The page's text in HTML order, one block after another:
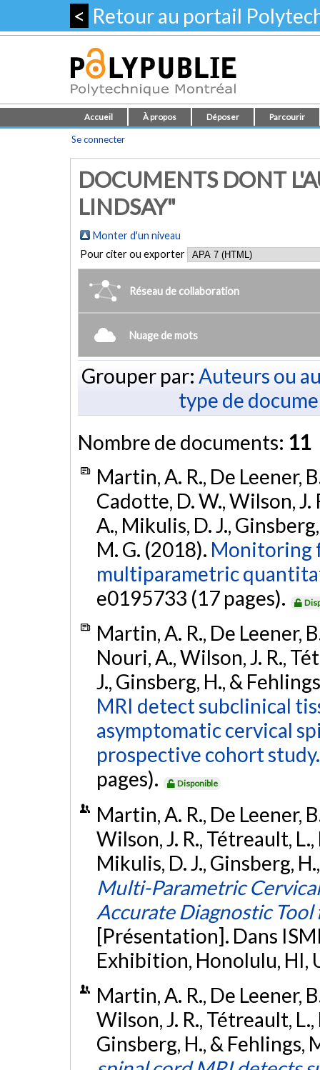
< Retour au portail
Accueil À propos Déposer Parcourir
Se connecter
DOCUMENTS DONT
LINDSAY"
Monter d'un niveau
Pour citer ou exporter
Réseau de collaboration
Nuage de mots
Grouper par: Auteurs ou
type de
Nombre de documents: 11
Martin, A. R., De Leener,
Cadotte, D. W., Wilson, J.
A., Mikulis, D. J.,
M. G. (2018). Monitoring
multiparametric
e0195733 (17 pages).
Martin, A. R., De Leener,
Nouri, A., Wilson, J. R.,
J., Ginsberg, H., &
MRI detect subclinical
asymptomatic cervical
prospective cohort study.
pages).
Disponible
Martin, A. R., De Leener,
Wilson, J. R., Tétreault, L.,
Mikulis, D. J., Ginsberg,
Multi-Parametric
Accurate Diagnostic
[Présentation]. Dans
Exhibition, Honolulu, HI,
Martin, A. R., De Leener,
Wilson, J. R., Tétreault,
Ginsberg, H., & Fehlings,